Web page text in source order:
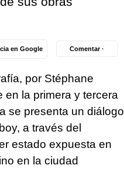
en Google Comentar ·
por Stéphane
en la primera y tercera
se presenta un diálogo
a través del
estado expuesta en
en la ciudad